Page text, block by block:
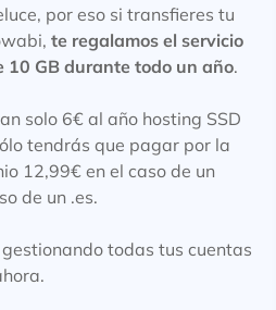
por eso si transfieres tu
te regalamos el servicio
10 GB durante todo un año.
solo 6€ al año hosting SSD
tendrás que pagar por la
12,99€ en el caso de un
de un .es.
todas tus cuentas